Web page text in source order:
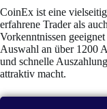
CoinEx ist eine
erfahrene Trader als
Vorkenntnissen
Auswahl an über 1200
und schnelle
attraktiv macht.